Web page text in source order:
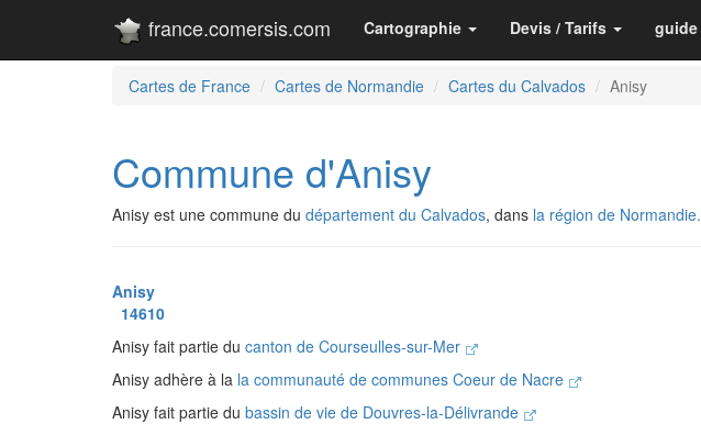
france.comersis.com Cartographie Devis / Tarifs guide
Cartes de France Cartes de Normandie Cartes du Calvados Anisy
Commune d'Anisy
Anisy est une commune du département du Calvados, dans la région de Normandie.
Anisy
14610
Anisy fait partie du canton de Courseulles-sur-Mer
Anisy adhère à la la communauté de communes Coeur de Nacre
Anisy fait partie du bassin de vie de Douvres-la-Délivrande